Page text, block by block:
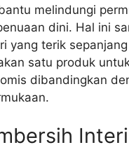
melindungi
dini. Hal ini
yang terik
satu produk
dibandingkan